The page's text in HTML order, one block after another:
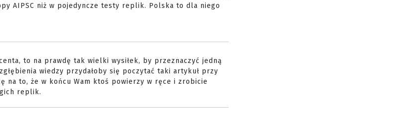
AIPSC niż w pojedyncze testy replik. Polska to dla niego
to na prawdę tak wielki wysiłek, by przeznaczyć jedną
wiedzy przydałoby się poczytać taki artykuł przy
na to, że w końcu Wam ktoś powierzy w ręce i zrobicie
replik.